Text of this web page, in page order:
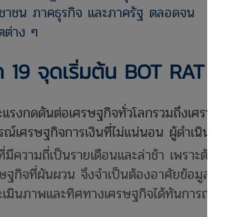
าชน ภาคธุรกิจ และภาครัฐ ตลอดจน
าง ๆ
จุดเริ่มต้น BOT RAT
กดดันต่อเศรษฐกิจทั่วโลกรวมถึงเศรษฐกิจ
เศรษฐกิจการเงินที่ไม่แน่นอน ผู้ดำเนิน
มีความถี่เป็นรายเดือนและล่าช้า เพราะต้อง
จที่ผันผวน จึงจำเป็นต้องอาศัยข้อมูลเสริม
มินภาพและทิศทางเศรษฐกิจได้ทันการณ์